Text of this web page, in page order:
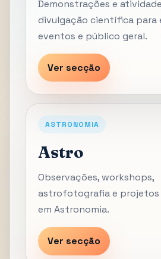
Demonstrações e
divulgação científica para
eventos e público geral.
Ver secção
ASTRONOMIA
Astro
Observações, workshops,
astrofotografia e projetos
em Astronomia.
Ver secção